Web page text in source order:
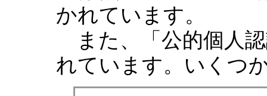
かれています。
また、「公的個人
れています。いくつ